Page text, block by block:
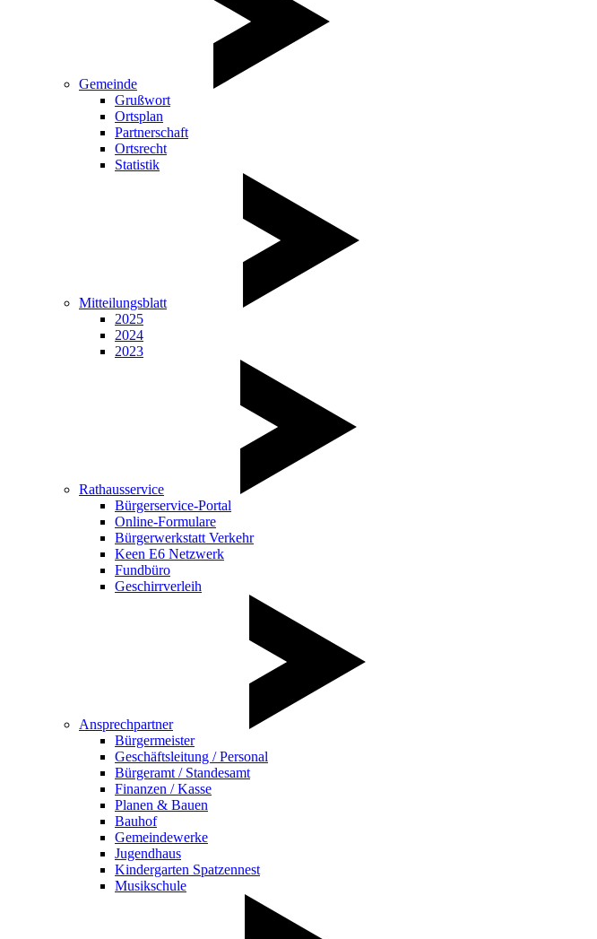
Gemeinde
Grußwort
Ortsplan
Partnerschaft
Ortsrecht
Statistik
Mitteilungsblatt
2025
2024
2023
Rathausservice
Bürgerservice-Portal
Online-Formulare
Bürgerwerkstatt Verkehr
Keen E6 Netzwerk
Fundbüro
Geschirrverleih
Ansprechpartner
Bürgermeister
Geschäftsleitung / Personal
Bürgeramt / Standesamt
Finanzen / Kasse
Planen & Bauen
Bauhof
Gemeindewerke
Jugendhaus
Kindergarten Spatzennest
Musikschule